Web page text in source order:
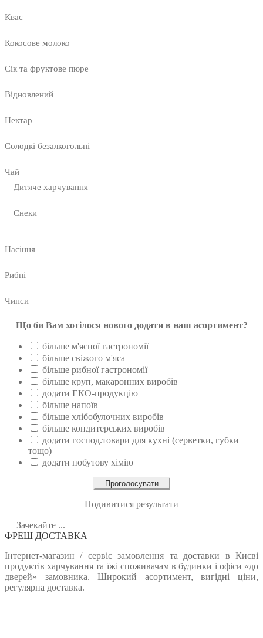
Квас
Кокосове молоко
Сік та фруктове пюре
Відновлений
Нектар
Солодкі безалкогольні
Чай
Дитяче харчування
Снеки
Насіння
Рибні
Чипси
Що би Вам хотілося нового додати в наш асортимент?
більше м'ясної гастрономії
більше свіжого м'яса
більше рибної гастрономії
більше круп, макаронних виробів
додати ЕКО-продукцію
більше напоїв
більше хлібобулочних виробів
більше кондитерських виробів
додати господ.товари для кухні (серветки, губки
тощо)
додати побутову хімію
Подивитися результати
Зачекайте ...
ФРЕШ ДОСТАВКА
Інтернет-магазин / сервіс замовлення та доставки в Києві
продуктів харчування та їжі споживачам в будинки і офіси «до
дверей» замовника. Широкий асортимент, вигідні ціни,
регулярна доставка.